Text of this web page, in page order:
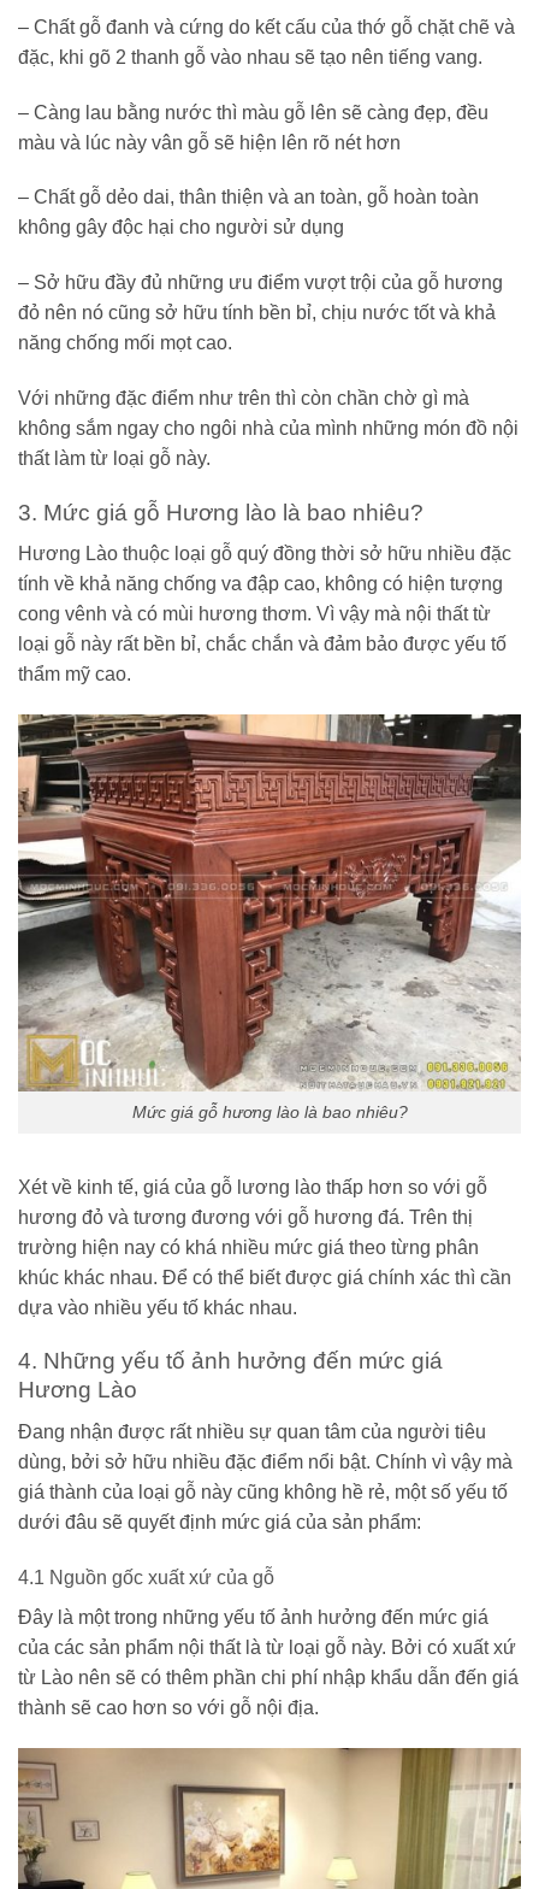
– Chất gỗ đanh và cứng do kết cấu của thớ gỗ chặt chẽ và
đặc, khi gõ 2 thanh gỗ vào nhau sẽ tạo nên tiếng vang.
– Càng lau bằng nước thì màu gỗ lên sẽ càng đẹp, đều
màu và lúc này vân gỗ sẽ hiện lên rõ nét hơn
– Chất gỗ dẻo dai, thân thiện và an toàn, gỗ hoàn toàn
không gây độc hại cho người sử dụng
– Sở hữu đầy đủ những ưu điểm vượt trội của gỗ hương
đỏ nên nó cũng sở hữu tính bền bỉ, chịu nước tốt và khả
năng chống mối mọt cao.
Với những đặc điểm như trên thì còn chần chờ gì mà
không sắm ngay cho ngôi nhà của mình những món đồ nội
thất làm từ loại gỗ này.
3. Mức giá gỗ Hương lào là bao nhiêu?
Hương Lào thuộc loại gỗ quý đồng thời sở hữu nhiều đặc
tính về khả năng chống va đập cao, không có hiện tượng
cong vênh và có mùi hương thơm. Vì vậy mà nội thất từ
loại gỗ này rất bền bỉ, chắc chắn và đảm bảo được yếu tố
thẩm mỹ cao.
Mức giá gỗ hương lào là bao nhiêu?
Xét về kinh tế, giá của gỗ lương lào thấp hơn so với gỗ
hương đỏ và tương đương với gỗ hương đá. Trên thị
trường hiện nay có khá nhiều mức giá theo từng phân
khúc khác nhau. Để có thể biết được giá chính xác thì cần
dựa vào nhiều yếu tố khác nhau.
4. Những yếu tố ảnh hưởng đến mức giá
Hương Lào
Đang nhận được rất nhiều sự quan tâm của người tiêu
dùng, bởi sở hữu nhiều đặc điểm nổi bật. Chính vì vậy mà
giá thành của loại gỗ này cũng không hề rẻ, một số yếu tố
dưới đâu sẽ quyết định mức giá của sản phẩm:
4.1 Nguồn gốc xuất xứ của gỗ
Đây là một trong những yếu tố ảnh hưởng đến mức giá
của các sản phẩm nội thất là từ loại gỗ này. Bởi có xuất xứ
từ Lào nên sẽ có thêm phần chi phí nhập khẩu dẫn đến giá
thành sẽ cao hơn so với gỗ nội địa.